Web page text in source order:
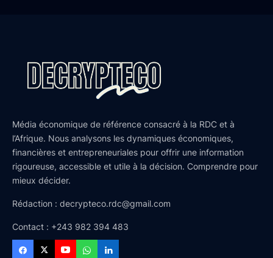
Média économique de référence consacré à la RDC et à
l’Afrique. Nous analysons les dynamiques économiques,
financières et entrepreneuriales pour offrir une information
rigoureuse, accessible et utile à la décision. Comprendre pour
mieux décider.
Rédaction : decrypteco.rdc@gmail.com
Contact : +243 982 394 483